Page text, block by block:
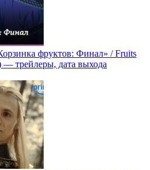
фруктов: Финал» / Fruits
— трейлеры, дата выхода